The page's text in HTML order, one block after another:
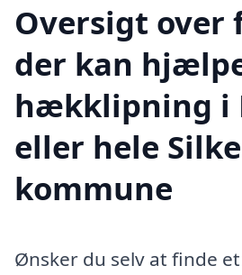
Oversigt over
der kan
hækklipning i
eller hele
kommune
Ønsker du selv at finde